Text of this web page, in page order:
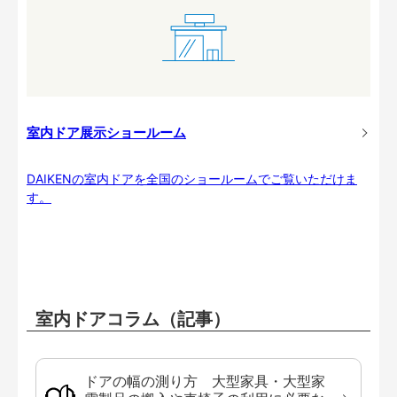
室内ドア展示ショールーム
DAIKENの室内ドアを全国のショールームでご覧いただけま
す。
室内ドアコラム（記事）
ドアの幅の測り方 大型家具・大型家